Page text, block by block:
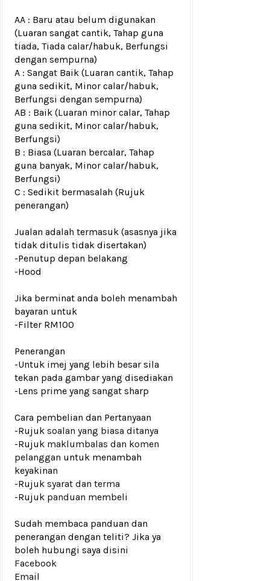
AA : Baru atau belum digunakan
(Luaran sangat cantik, Tahap guna
tiada, Tiada calar/habuk, Berfungsi
dengan sempurna)
A : Sangat Baik (Luaran cantik, Tahap
guna sedikit, Minor calar/habuk,
Berfungsi dengan sempurna)
AB : Baik (Luaran minor calar, Tahap
guna sedikit, Minor calar/habuk,
Berfungsi)
B : Biasa (Luaran bercalar, Tahap
guna banyak, Minor calar/habuk,
Berfungsi)
C : Sedikit bermasalah (Rujuk
penerangan)
Jualan adalah termasuk (asasnya jika
tidak ditulis tidak disertakan)
-Penutup depan belakang
-Hood
Jika berminat anda boleh menambah
bayaran untuk
-Filter RM100
Penerangan
-Untuk imej yang lebih besar sila
tekan pada gambar yang disediakan
-Lens prime yang sangat sharp
Cara pembelian dan Pertanyaan
-Rujuk soalan yang biasa ditanya
-Rujuk maklumbalas dan komen
pelanggan untuk menambah
keyakinan
-Rujuk syarat dan terma
-Rujuk panduan membeli
Sudah membaca panduan dan
penerangan dengan teliti? Jika ya
boleh hubungi saya disini
Facebook
Email